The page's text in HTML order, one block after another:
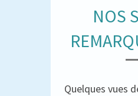
NOS
Quelques vues